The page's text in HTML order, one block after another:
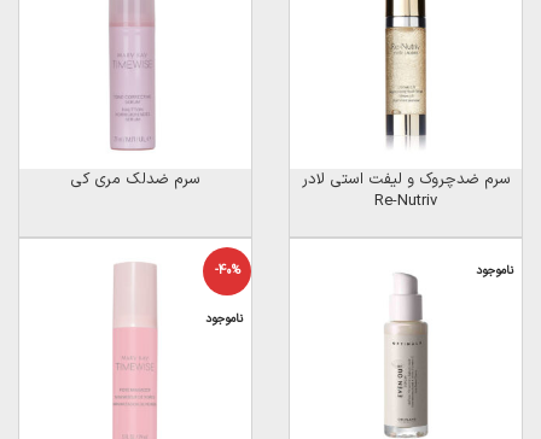
سرم ضدچروک و لیفت استی لادر
Re-Nutriv
سرم ضدلک مری کی
ناموجود -40%
ناموجود